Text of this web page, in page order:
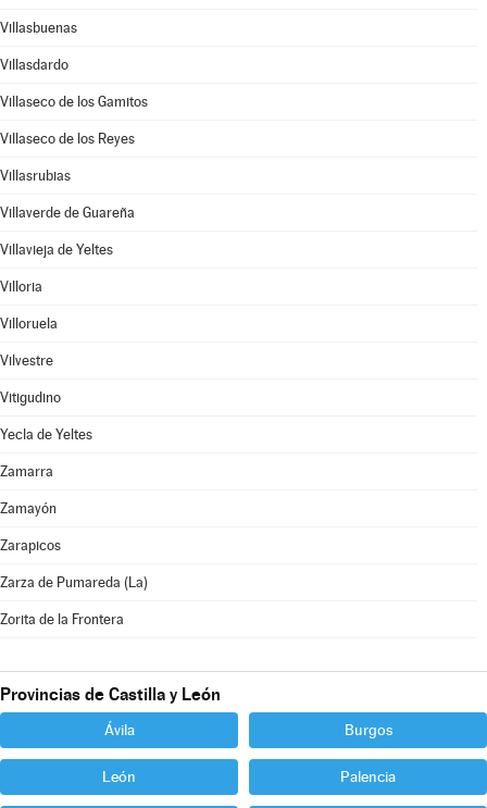
Villasbuenas
Villasdardo
Villaseco de los Gamitos
Villaseco de los Reyes
Villasrubias
Villaverde de Guareña
Villavieja de Yeltes
Villoria
Villoruela
Vilvestre
Vitigudino
Yecla de Yeltes
Zamarra
Zamayón
Zarapicos
Zarza de Pumareda (La)
Zorita de la Frontera
Provincias de Castilla y León
Ávila Burgos
León Palencia